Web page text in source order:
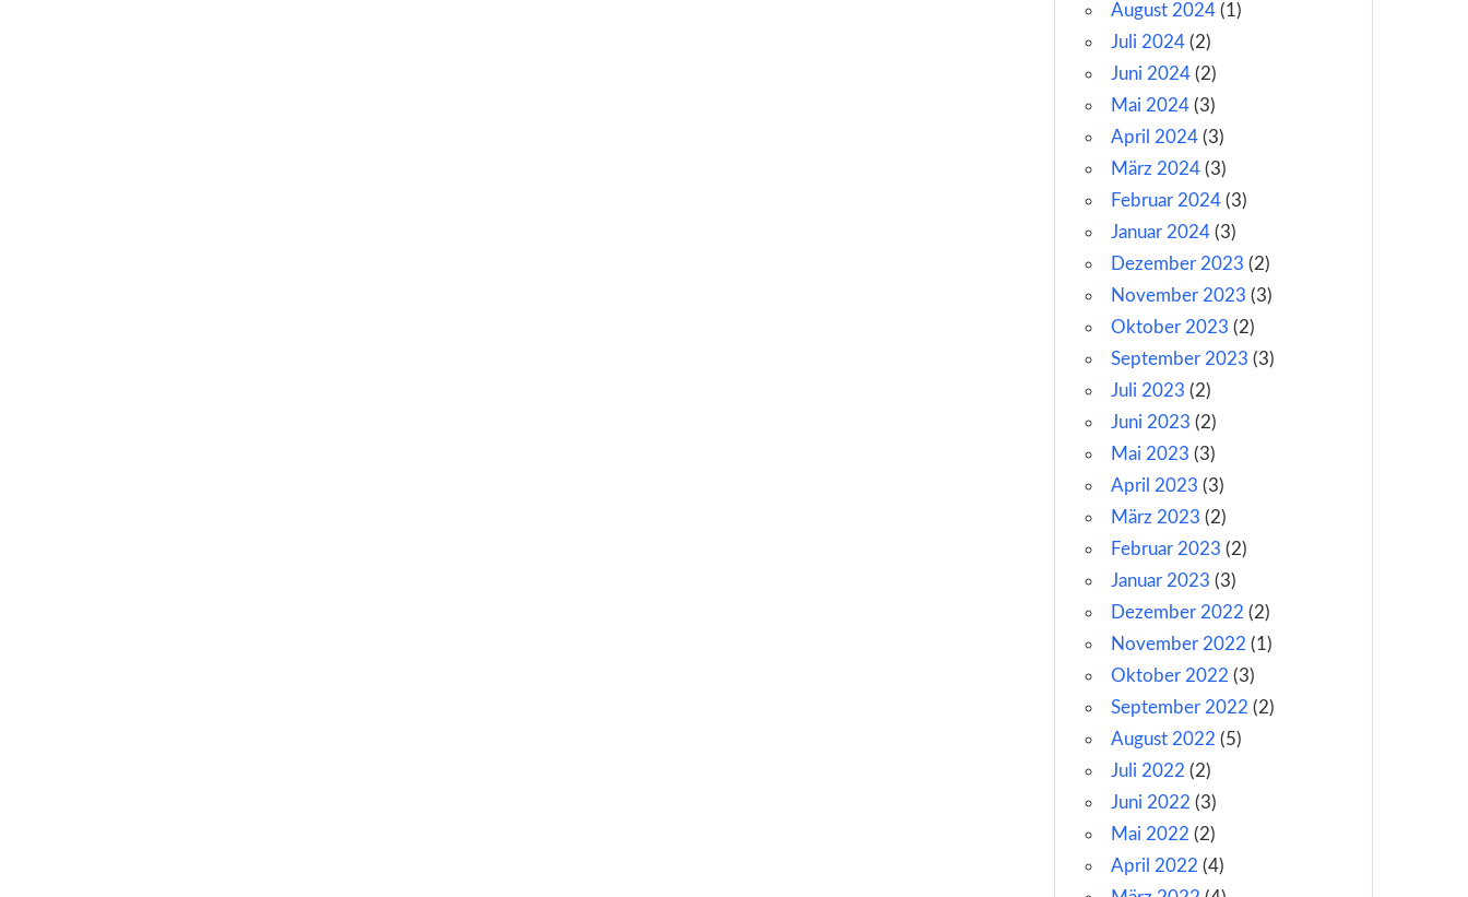
August 2024(1)
Juli 2024(2)
Juni 2024(2)
Mai 2024(3)
April 2024(3)
März 2024(3)
Februar 2024(3)
Januar 2024(3)
Dezember 2023 (2)
November 2023 (3)
Oktober 2023 (2)
September 2023 (3)
Juli 2023 (2)
Juni 2023 (2)
Mai 2023 (3)
April 2023 (3)
März 2023 (2)
Februar 2023 (2)
Januar 2023 (3)
Dezember 2022 (2)
November 2022 (1)
Oktober 2022 (3)
September 2022 (2)
August 2022 (5)
Juli 2022 (2)
Juni 2022 (3)
Mai 2022 (2)
April 2022 (4)